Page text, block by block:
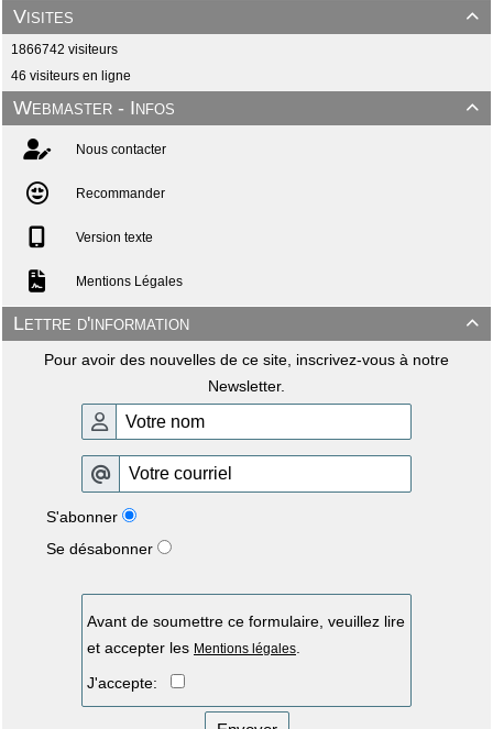

Visites
1866742 visiteurs
46 visiteurs en ligne

Webmaster - Infos
Nous contacter
Recommander
Version texte
Mentions Légales

Lettre d'information
Pour avoir des nouvelles de ce site, inscrivez-vous à notre
Newsletter.
S'abonner
Se désabonner
Avant de soumettre ce formulaire, veuillez lire
et accepter les Mentions légales
J'accepte: